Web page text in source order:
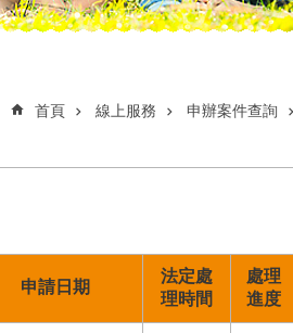
首頁 線上服務 申辦案件查詢
申請日期
法定處
理時間
處理
進度